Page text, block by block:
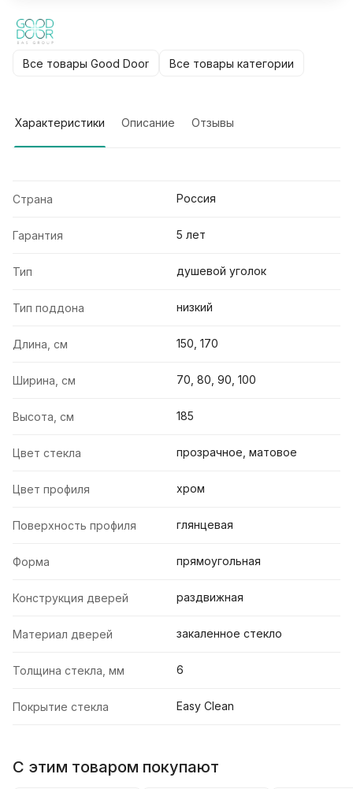
Все товары Good Door Все товары категории
Характеристики Описание Отзывы
Страна Россия
Гарантия 5 лет
Тип душевой уголок
Тип поддона низкий
Длина, см 150, 170
Ширина, см 70, 80, 90, 100
Высота, см 185
Цвет стекла прозрачное, матовое
Цвет профиля хром
Поверхность профиля глянцевая
Форма прямоугольная
Конструкция дверей раздвижная
Материал дверей закаленное стекло
Толщина стекла, мм 6
Покрытие стекла Easy Clean
С этим товаром покупают